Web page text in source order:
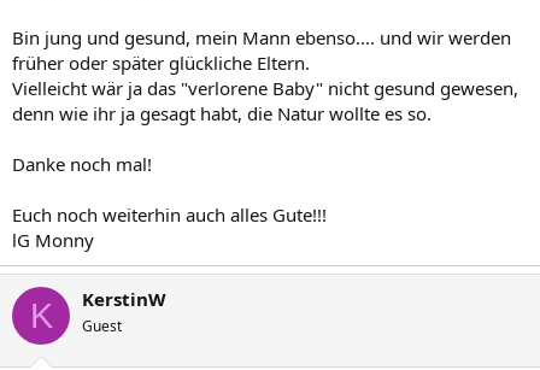
Bin jung und gesund, mein Mann ebenso.... und wir werden
früher oder später glückliche Eltern.
Vielleicht wär ja das "verlorene Baby" nicht gesund gewesen,
denn wie ihr ja gesagt habt, die Natur wollte es so.
Danke noch mal!
Euch noch weiterhin auch alles Gute!!!
lG Monny
K KerstinW
Guest